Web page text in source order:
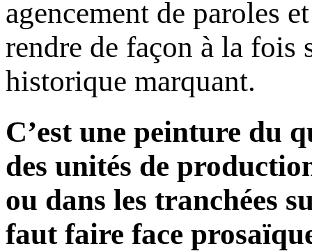
agencement de paroles
rendre de façon à la fois
historique marquant.
C’est une peinture du
des unités de
ou dans les tranchées
faut faire face